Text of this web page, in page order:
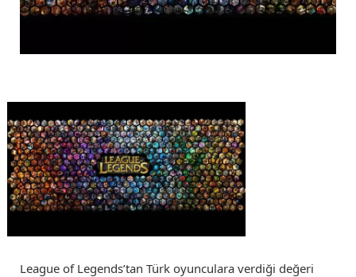
League of Legends’tan Türk oyunculara verdiği değeri